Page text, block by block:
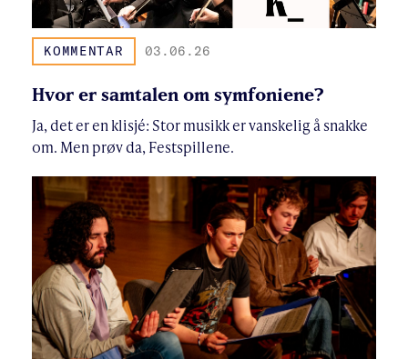
KOMMENTAR 03.06.26
Hvor er samtalen om symfoniene?
Ja, det er en klisjé: Stor musikk er vanskelig å snakke
om. Men prøv da, Festspillene.